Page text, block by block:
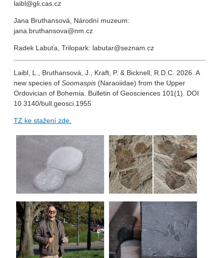
laibl@gli.cas.cz
Jana Bruthansová, Národní muzeum:
jana.bruthansova@nm.cz
Radek Labuťa, Trilopark: labutar@seznam.cz
Laibl, L., Bruthansová, J., Kraft, P. & Bicknell, R.D.C. 2026. A
new species of Soomaspis (Naraoiidae) from the Upper
Ordovician of Bohemia. Bulletin of Geosciences 101(1). DOI
10.3140/bull.geosci.1955
TZ ke stažení zde.